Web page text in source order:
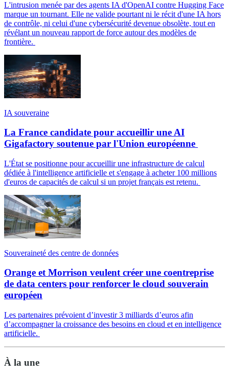
L'intrusion menée par des agents IA d'OpenAI contre Hugging Face
marque un tournant. Elle ne valide pourtant ni le récit d'une IA hors
de contrôle, ni celui d'une cybersécurité devenue obsolète, tout en
révélant un nouveau rapport de force autour des modèles de
frontière.
IA souveraine
La France candidate pour accueillir une AI
Gigafactory soutenue par l'Union européenne
L'État se positionne pour accueillir une infrastructure de calcul
dédiée à l'intelligence artificielle et s'engage à acheter 100 millions
d'euros de capacités de calcul si un projet français est retenu.
Souveraineté des centre de données
Orange et Morrison veulent créer une coentreprise
de data centers pour renforcer le cloud souverain
européen
Les partenaires prévoient d’investir 3 milliards d’euros afin
d’accompagner la croissance des besoins en cloud et en intelligence
artificielle.
À la une